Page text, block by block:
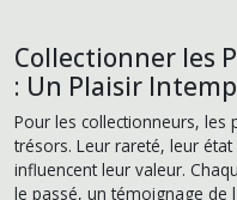
Collectionner les
: Un Plaisir
Pour les collectionneurs, les
trésors. Leur rareté, leur
influencent leur valeur.
le passé, un témoignage de